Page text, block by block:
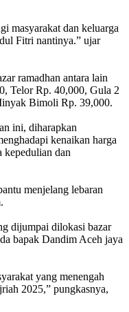
masyarakat dan keluarga
Fitri nantinya.” ujar
ramadhan antara lain
Telor Rp. 40,000, Gula 2
Bimoli Rp. 39,000.
ini, diharapkan
kenaikan harga
kepedulian dan
menjelang lebaran
dijumpai dilokasi bazar
bapak Dandim Aceh jaya
yang menengah
2025,” pungkasnya,